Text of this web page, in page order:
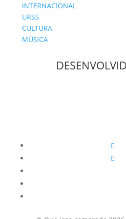
INTERNACIONAL
URSS
CULTURA
MÚSICA